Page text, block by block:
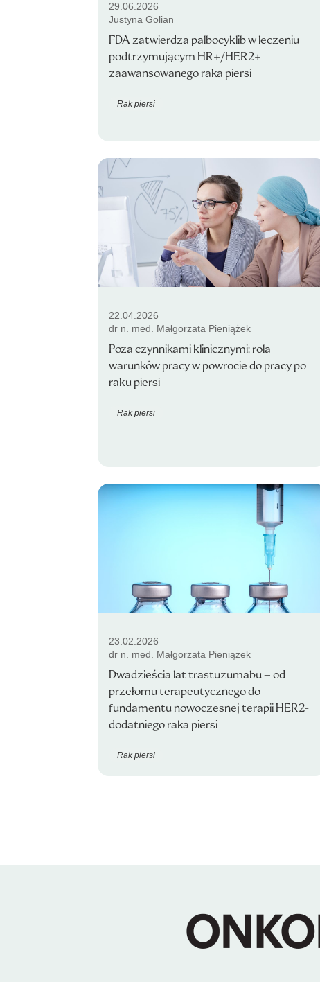
29.06.2026
Justyna Golian
FDA zatwierdza palbocyklib w leczeniu
podtrzymującym HR+/HER2+
zaawansowanego raka piersi
Rak piersi
22.04.2026
dr n. med. Małgorzata Pieniążek
Poza czynnikami klinicznymi: rola
warunków pracy w powrocie do pracy po
raku piersi
Rak piersi
23.02.2026
dr n. med. Małgorzata Pieniążek
Dwadzieścia lat trastuzumabu – od
przełomu terapeutycznego do
fundamentu nowoczesnej terapii HER2-
dodatniego raka piersi
Rak piersi